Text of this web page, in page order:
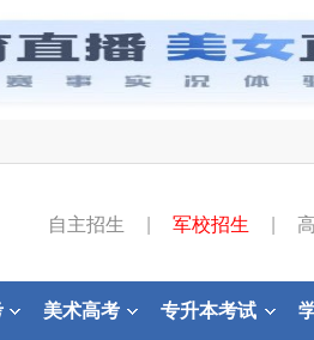
自主招生 军校招生
美术高考 专升本考试